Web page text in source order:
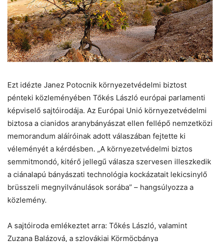
Ezt idézte Janez Potocnik környezetvédelmi biztost
pénteki közleményében Tőkés László európai parlamenti
képviselő sajtóirodája. Az Európai Unió környezetvédelmi
biztosa a cianidos aranybányászat ellen fellépő nemzetközi
memorandum aláíróinak adott válaszában fejtette ki
véleményét a kérdésben. „A környezetvédelmi biztos
semmitmondó, kitérő jellegű válasza szervesen illeszkedik
a ciánalapú bányászati technológia kockázatait lekicsinylő
brüsszeli megnyilvánulások sorába” – hangsúlyozza a
közlemény.
A sajtóiroda emlékeztet arra: Tőkés László, valamint
Zuzana Balázová, a szlovákiai Körmöcbánya
Chat Mr wAIste Close
Helló! Miben segíthetek ma?